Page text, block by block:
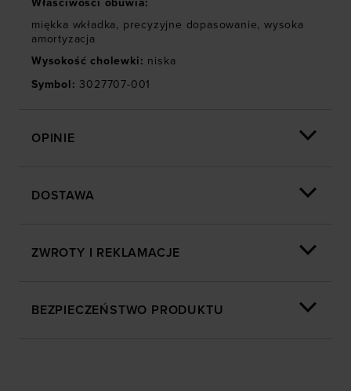
internetowych i usprawniania sposobu ich
wyświetlania, przeprowadzania badań analitycznych,
dopasowywania treści oraz udoskonalania rozwiązań
oferowanych przez naszych partnerów (np. sieci
społecznościowych). Szczegółowe informacje
Właściwości obuwia:
miękka wkładka, precyzyjne dopasowanie, wysoka
amortyzacja
Wysokość cholewki: niska
Symbol: 3027707-001
OPINIE
DOSTAWA
ZWROTY I REKLAMACJE
BEZPIECZEŃSTWO PRODUKTU